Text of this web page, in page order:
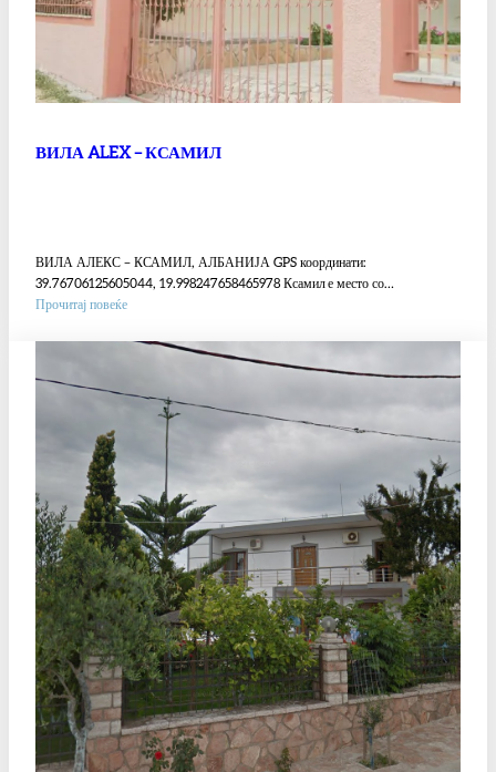
ВИЛА ALEX – КСАМИЛ
ВИЛА АЛЕКС – КСАМИЛ, АЛБАНИЈА GPS координати:
39.76706125605044, 19.998247658465978 Ксамил е место со…
Прочитај повеќе:
ALEX